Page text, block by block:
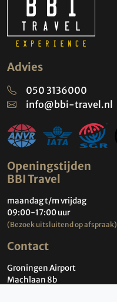
Advies
050 3136000
info@bbi-travel.nl
Openingstijden
BBI Travel
maandag t/m vrijdag
09:00-17:00 uur
(Bezoek uitsluitend op afspraak)
Contact
Groningen Airport
Machlaan 8b